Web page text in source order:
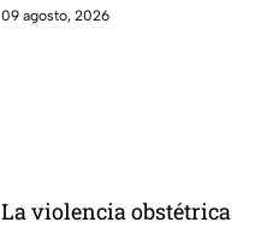
alcaldes; revelan
09 agosto, 2026
La violencia obstétrica